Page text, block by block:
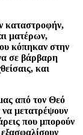
καταστροφήν,
ματέρων,
κόπηκαν στην
σε βάρβαρη
και
από τον Θεό
να μετατρέψουν
που μπορούν